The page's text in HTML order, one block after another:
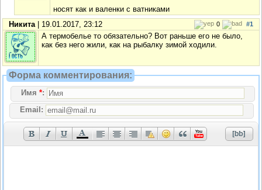
носят как и валенки с ватниками
Никита| 19.01.2017, 23:12 0 #1
А термобелье то обязательно? Вот раньше его не было,
как без него жили, как на рыбалку зимой ходили.
Форма комментирования:
Имя *:
Email: